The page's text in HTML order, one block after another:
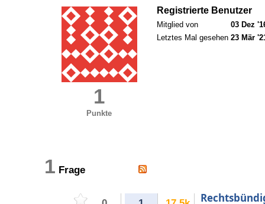
1
Punkte
Registrierte Benutzer
Mitglied von
03 Dez
Letztes Mal gesehen 23 Mär
1 Frage